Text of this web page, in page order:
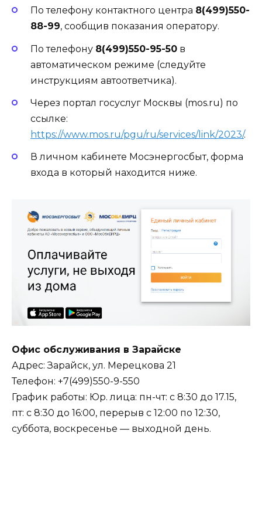
По телефону контактного центра 8(499)550-
88-99, сообщив показания оператору.
По телефону 8(499)550-95-50 в
автоматическом режиме (следуйте
инструкциям автоответчика).
Через портал госуслуг Москвы (mos.ru) по
ссылке:
https://www.mos.ru/pgu/ru/services/link/2023/.
В личном кабинете Мосэнергосбыт, форма
входа в который находится ниже.
Офис обслуживания в Зарайске
Адрес: Зарайск, ул. Мерецкова 21
Телефон: +7(499)550-9-550
График работы: Юр. лица: пн-чт: с 8:30 до 17.15,
пт: с 8:30 до 16:00, перерыв с 12:00 по 12:30,
суббота, воскресенье — выходной день.